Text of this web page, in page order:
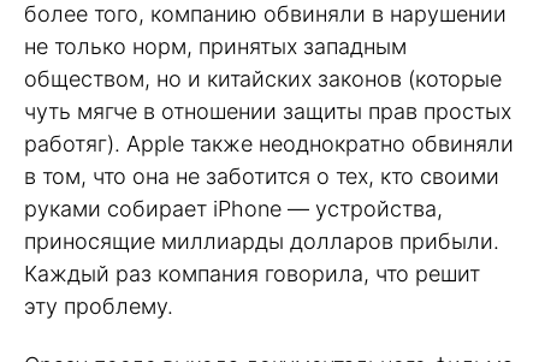
более того, компанию обвиняли в нарушении
не только норм, принятых западным
обществом, но и китайских законов (которые
чуть мягче в отношении защиты прав простых
работяг). Apple также неоднократно обвиняли
в том, что она не заботится о тех, кто своими
руками собирает iPhone — устройства,
приносящие миллиарды долларов прибыли.
Каждый раз компания говорила, что решит
эту проблему.